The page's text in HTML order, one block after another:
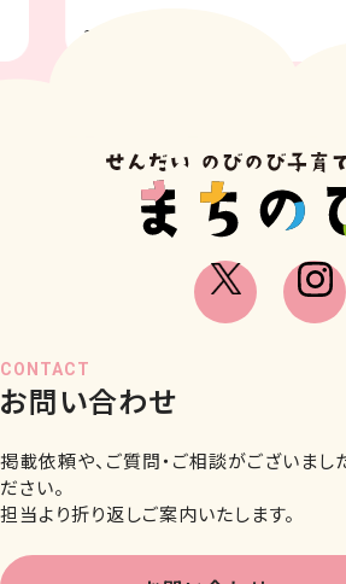
2026.07.31
CONTACT
お問い合わせ
掲載依頼や、ご質問・ご相談がございまし
ださい。
担当より折り返しご案内いたします。